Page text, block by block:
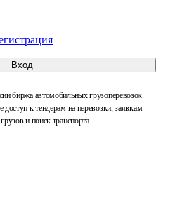
Вход
биржа автомобильных грузоперевозок.
доступ к тендерам на перевозки, заявкам
и поиск транспорта